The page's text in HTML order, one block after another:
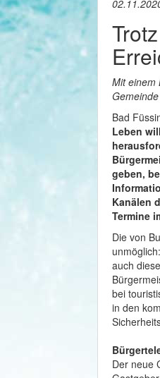
Mit einem
Bad
Leben
geben,
Kanälen
Termine
Die von
auch
bei
in den
Der neue